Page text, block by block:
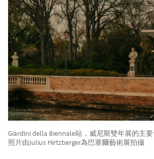
Giardini della Biennale站，威尼斯雙年展的主要
照片由Julius Hirtzberger為巴塞爾藝術展拍攝